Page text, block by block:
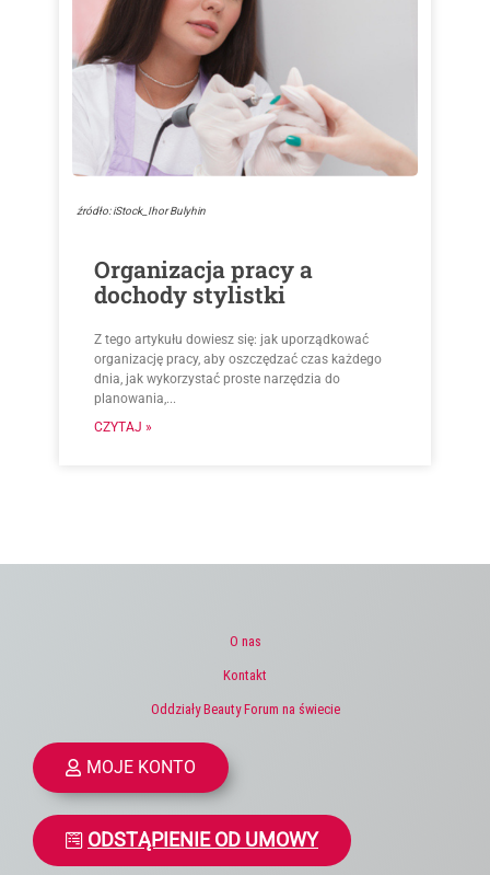
źródło: iStock_Ihor Bulyhin
Organizacja pracy a
dochody stylistki
Z tego artykułu dowiesz się: jak uporządkować
organizację pracy, aby oszczędzać czas każdego
dnia, jak wykorzystać proste narzędzia do
planowania,...
CZYTAJ »
O nas
Kontakt
Oddziały Beauty Forum na świecie
MOJE KONTO
ODSTĄPIENIE OD UMOWY